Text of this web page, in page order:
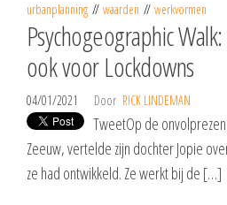
urbanplanning waarden werkvormen
Psychogeographic
ook voor Lockdowns
04/01/2021 Door RICK LINDEMAN
TweetOp de onvolprezen
Zeeuw, vertelde zijn dochter Jopie
ze had ontwikkeld. Ze werkt bij de […]